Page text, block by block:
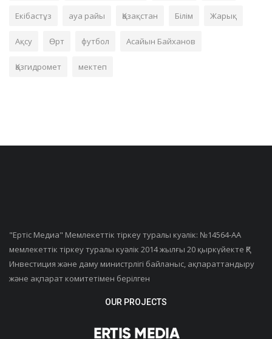
Екібастұз ауа райы Қазақстан Білім Жарық
Ақсу Өрт футбол Асайын Байханов
Қазгидромет мектеп
"Ертiс Медиа" Мемлекеттік тіркеу туралы куәлік: №14564-АА
мемлекеттік тіркеу туралы куәлік 2014 жылғы 20 қыркүйекте ҚР
Инвестиция және даму министрлігі байланыс, ақпараттандыру
және ақпарат комитетімен берілген
OUR PROJECTS